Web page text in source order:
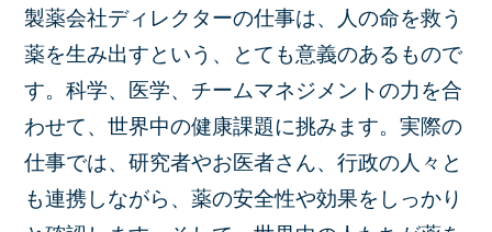
製薬会社ディレクターの仕事は、人の命を救う
薬を生み出すという、とても意義のあるもので
す。科学、医学、チームマネジメントの力を合
わせて、世界中の健康課題に挑みます。実際の
仕事では、研究者やお医者さん、行政の人々と
も連携しながら、薬の安全性や効果をしっかり